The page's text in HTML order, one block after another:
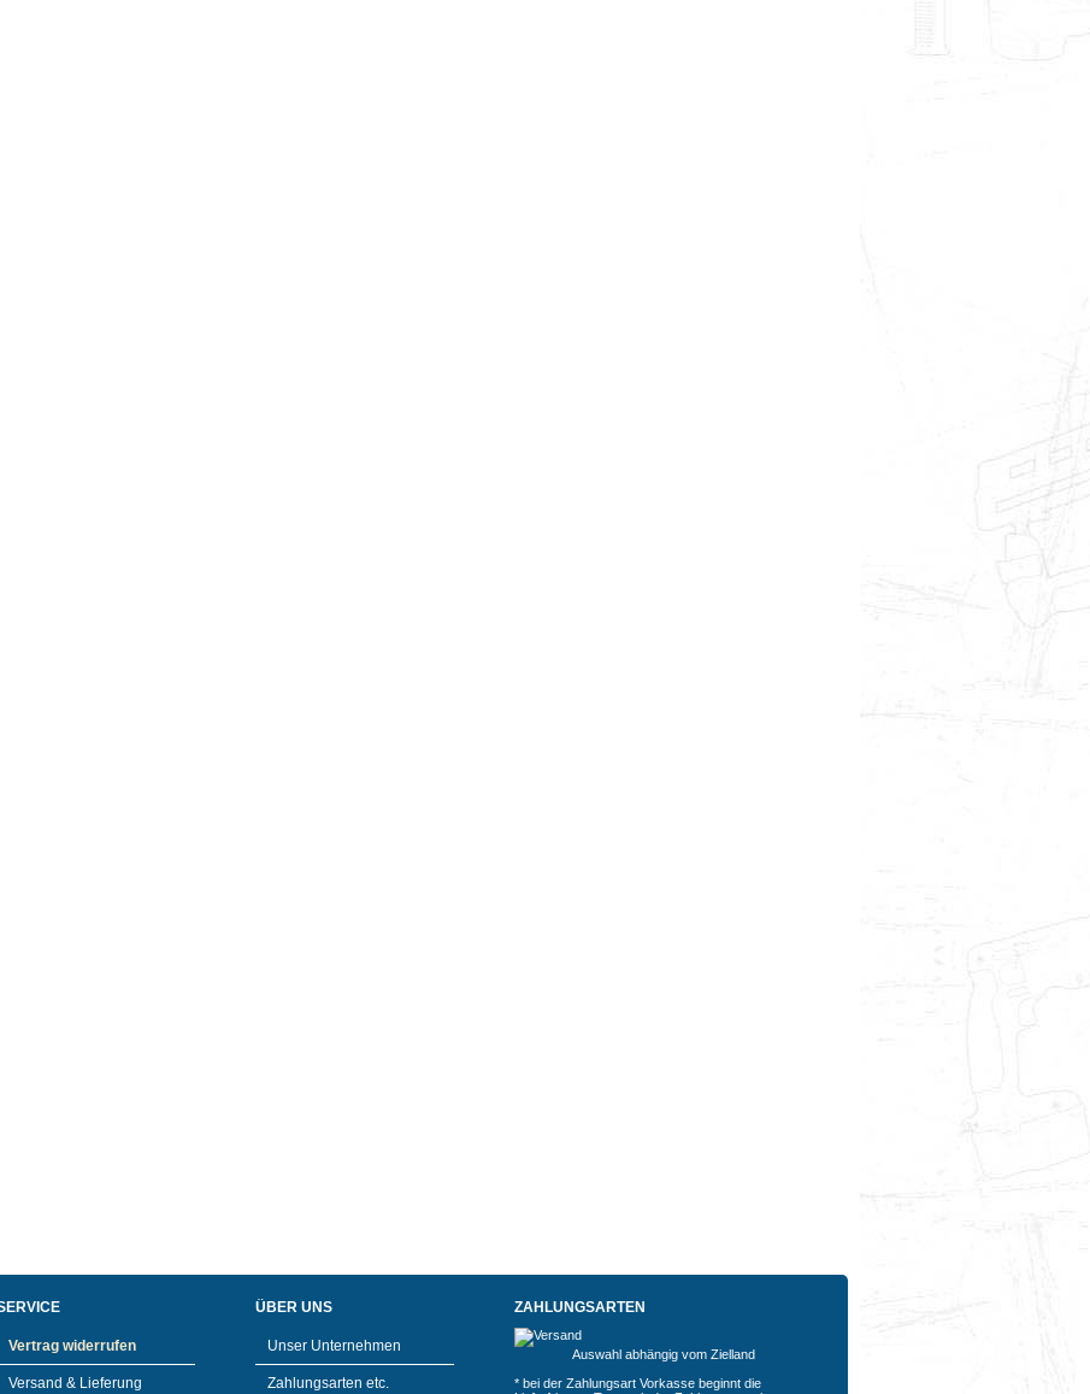
Vertrag widerrufen
Versand & Lieferung
ÜBER UNS
Unser Unternehmen
Zahlungsarten etc.
ZAHLUNGSARTEN
Auswahl abhängig vom Zielland
* bei der Zahlungsart Vorkasse beginnt die